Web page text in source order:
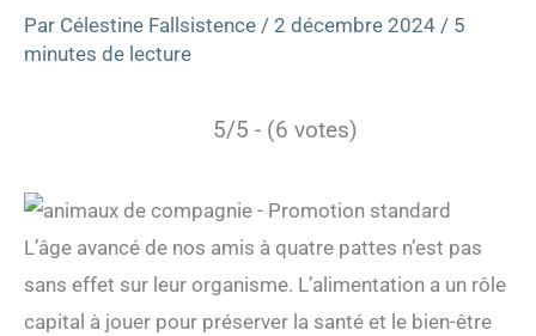
Par Célestine Fallsistence / 2 décembre 2024 / 5
minutes de lecture
5/5 - (6 votes)
L’âge avancé de nos amis à quatre pattes n’est pas
sans effet sur leur organisme. L’alimentation a un rôle
capital à jouer pour préserver la santé et le bien-être